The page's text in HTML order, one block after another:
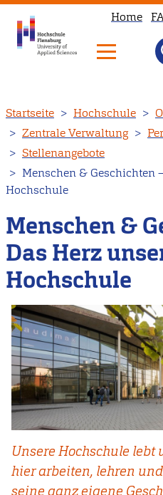
zum
Inhalt
Home
Startseite Hochschule
Zentrale Verwaltung
Stellenangebote
Menschen & Geschichten
Hochschule
Menschen &
Das Herz
Hochschule
Unsere Hochschule lebt
hier arbeiten, lehren
seine ganz eigene